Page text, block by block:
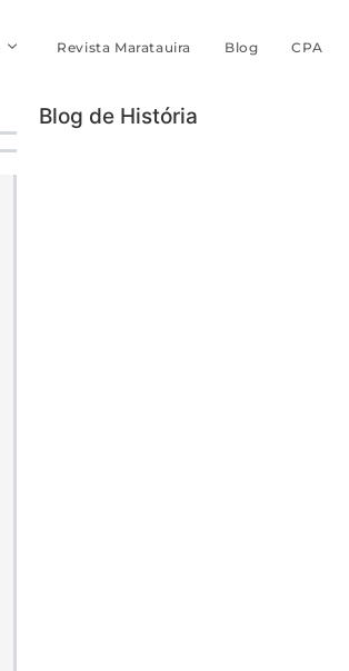
Revista Maratauira Blog CPA
Blog de História